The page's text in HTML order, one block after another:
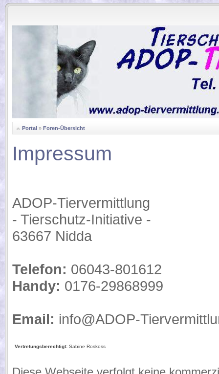
.
Portal » Foren-Übersicht
Impressum
ADOP-Tiervermittlung
- Tierschutz-Initiative -
63667 Nidda
Telefon: 06043-801612
Handy: 0176-29868999
Email: info@ADOP-
Vertretungsberechtigt: Sabine Roskoss